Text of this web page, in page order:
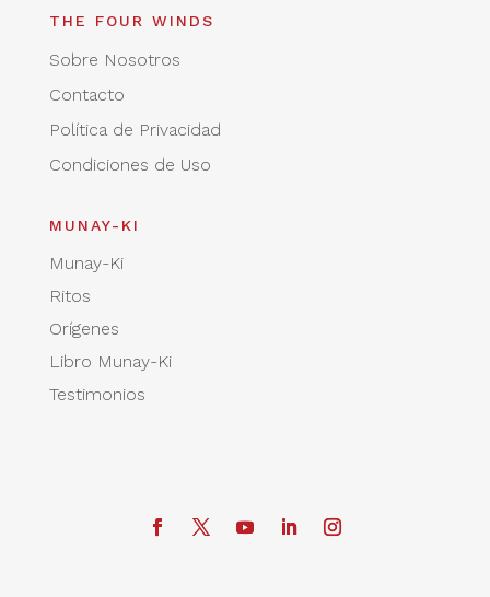
THE FOUR WINDS
Sobre Nosotros
Contacto
Política de Privacidad
Condiciones de Uso
MUNAY-KI
Munay-Ki
Ritos
Orígenes
Libro Munay-Ki
Testimonios